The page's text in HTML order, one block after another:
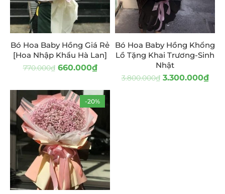
Bó Hoa Baby Hồng Giá Rẻ
[Hoa Nhập Khẩu Hà Lan]
770.000₫ 660.000₫
Bó Hoa Baby Hồng Khổng
Lồ Tặng Khai Trương-Sinh
Nhật
3.800.000₫ 3.300.000₫
-20%